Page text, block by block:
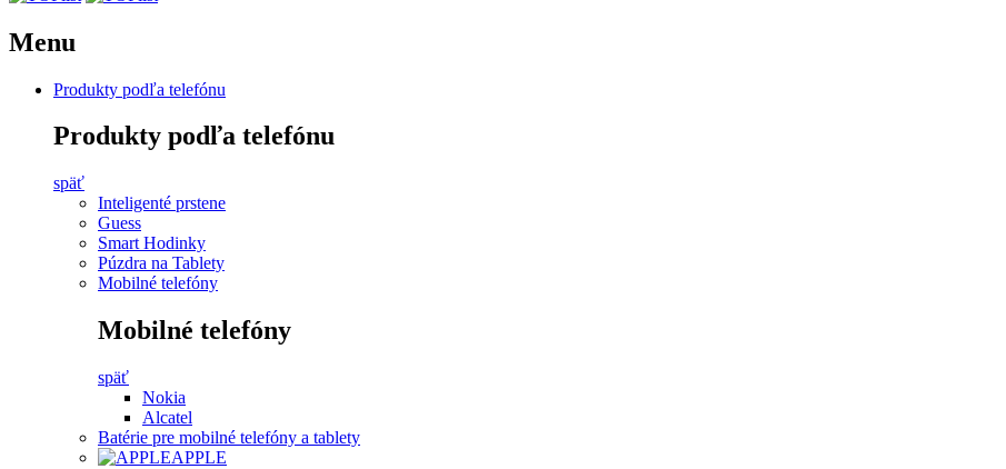
Menu
Produkty podľa telefónu
Produkty podľa telefónu
späť
Inteligenté prstene
Guess
Smart Hodinky
Púzdra na Tablety
Mobilné telefóny
Mobilné telefóny
späť
Nokia
Alcatel
Batérie pre mobilné telefóny a tablety
APPLE